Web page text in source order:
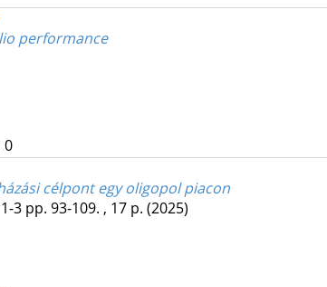
performance
0
célpont egy oligopol piacon
1-3 pp. 93-109. , 17 p. (2025)